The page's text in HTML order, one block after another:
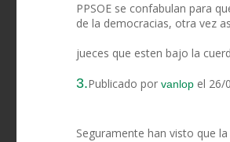
PPSOE se confabulan para
de la democracias, otra vez
jueces que esten bajo la
3.Publicado por vanlop el 26/
Seguramente han visto que